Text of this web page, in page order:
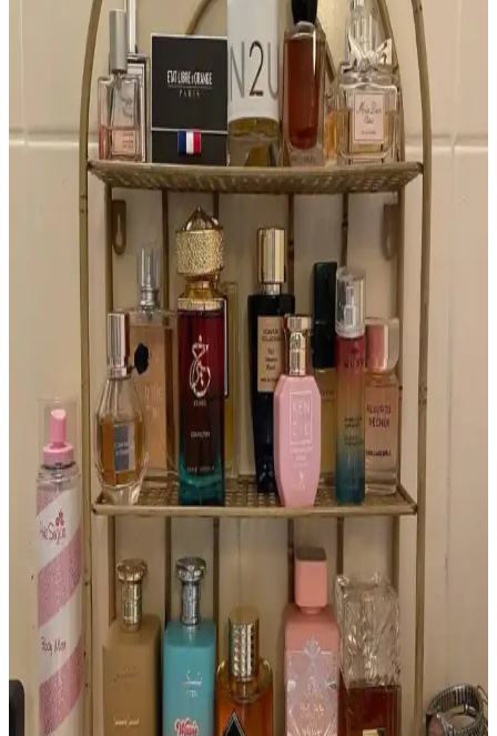
İlkbahar için yeşil çay, armut ve elma gibi taze notalarla katmanlama
yöntemiyle oluşturulan parfüm ve koku önerileri, doğal ve hafif
aromalar sunarak kalıcı ferahlık sağlar.
Harajuku Lovers G ve Glossier Fleur Parfümleri:
Tropikal Koku Benzerlikleri ve Nostalji
Harajuku Lovers G ve Glossier Fleur parfümleri, tropikal
hindistancevizi ve vanilya notalarıyla benzerlik gösterir. Her iki
parfümde yapay alt notalar nostaljik bir bağ oluşturur ve genç
kullanıcılar arasında popülerdir.
2010'ların Altın Renkli, Metalik ve Yatay Tasarımlı
Parfüm Şişeleri: Azzaro Duo İncelemesi
2010'larda öne çıkan altın renkli, metalik ve yatay tasarımlı Azzaro
Duo parfüm şişesi, sade ve özgün görünümüyle dikkat çekiyor.
Reddit topluluğu bu tasarımı detaylıca tanımladı.
Mugler Aura Parfümü: Nadir Bulunan ve Özgün
Koku Deneyimi
Mugler Aura, özgün tasarımı ve benzersiz kokusuyla parfüm
koleksiyoncuları arasında özel bir yere sahiptir. Orijinal şişeleri
bulmak zor ve pahalıdır, farklı versiyonları geniş koku seçenekleri
sunar.
Yatmadan Önce Parfüm Kullanımı: Kişisel Terapi
ve Uyku Kalitesine Etkileri
Yatmadan önce parfüm kullanımı, kişisel terapi ve rahatlama sağlar.
Kokular uyku kalitesini artırabilir, kişisel mutluluğu destekler ve
parfümün etkin kullanımını mümkün kılar.